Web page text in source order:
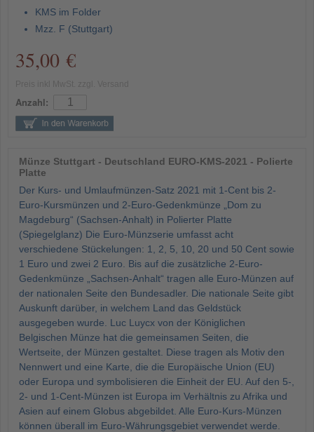
KMS im Folder
Mzz. F (Stuttgart)
35,00 €
Anzahl:
Münze Stuttgart - Deutschland EURO-KMS-2021 - Polierte
Platte
Der Kurs- und Umlaufmünzen-Satz 2021 mit 1-Cent bis 2-
Euro-Kursmünzen und 2-Euro-Gedenkmünze „Dom zu
Magdeburg“ (Sachsen-Anhalt) in Polierter Platte
(Spiegelglanz) Die Euro-Münzserie umfasst acht
verschiedene Stückelungen: 1, 2, 5, 10, 20 und 50 Cent sowie
1 Euro und zwei 2 Euro. Bis auf die zusätzliche 2-Euro-
Gedenkmünze „Sachsen-Anhalt“ tragen alle Euro-Münzen auf
der nationalen Seite den Bundesadler. Die nationale Seite gibt
Auskunft darüber, in welchem Land das Geldstück
ausgegeben wurde. Luc Luycx von der Königlichen
Belgischen Münze hat die gemeinsamen Seiten, die
Wertseite, der Münzen gestaltet. Diese tragen als Motiv den
Nennwert und eine Karte, die die Europäische Union (EU)
oder Europa und symbolisieren die Einheit der EU. Auf den 5-,
2- und 1-Cent-Münzen ist Europa im Verhältnis zu Afrika und
Asien auf einem Globus abgebildet. Alle Euro-Kurs-Münzen
können überall im Euro-Währungsgebiet verwendet werde.